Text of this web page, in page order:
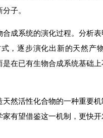
子。
系统的演化过程。分析表
，逐步演化出新的天然产
在已有生物合成系统基础
活性化合物的一种重要机
有望借鉴这一机制，更快